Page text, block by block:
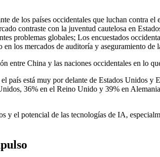
de los países occidentales que luchan contra el
contraste con la juventud cautelosa en
problemas globales; Los encuestados
los mercados de auditoría y aseguramiento de
entre China y las naciones occidentales en lo
país está muy por delante de Estados Unidos
36% en el Reino Unido y 39% en
y el potencial de las tecnologías de IA,